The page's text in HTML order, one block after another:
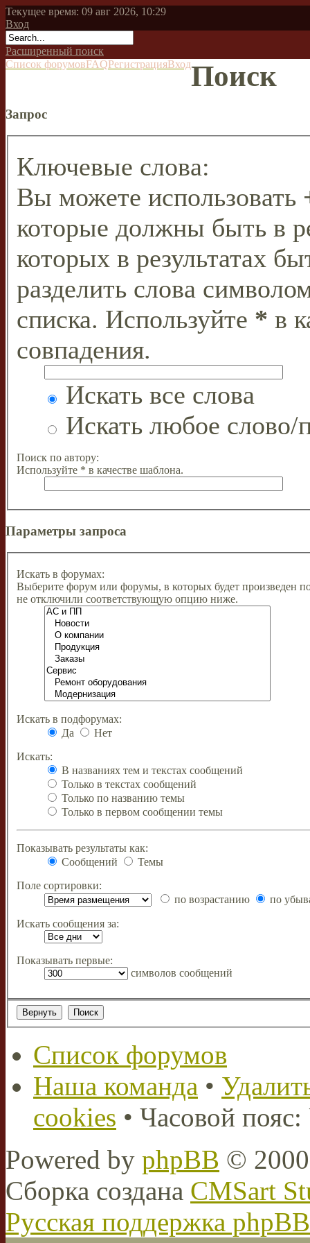
Текущее время: 09 авг 2026, 10:29
Вход
Расширенный поиск
Список форумовFAQРегистрацияВходПоиск
Запрос
Ключевые слова:
Вы можете использовать
которые должны быть в
которых в результатах
разделить слова
списка. Используйте * в
совпадения.
Искать все слова
Искать любое слово/
Поиск по автору:
Используйте * в качестве шаблона.
Параметры запроса
Искать в форумах:
Выберите форум или форумы, в которых будет произведен
не отключили соответствующую опцию ниже.
Искать в подфорумах:
Да
Нет
Искать:
В названиях тем и текстах сообщений
Только в текстах сообщений
Только по названию темы
Только в первом сообщении темы
Показывать результаты как:
Сообщений
Темы
Поле сортировки:
по возрастанию
по
Искать сообщения за:
Показывать первые:
символов сообщений
Список форумов
Наша команда •
cookies • Часовой
Powered by phpBB ©
Сборка создана CMSart
Русская поддержка phpBB